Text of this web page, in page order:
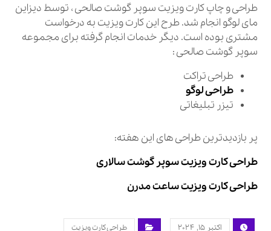
طراحی و چاپ کارت ویزیت سوپر گوشت صالحی ، توسط دیزاین
مای لوگو انجام شد. طرح این کارت ویزیت به درخواست
مشتری بوده است. دیگر خدمات انجام گرفته برای مجموعه
سوپر گوشت صالحی :
طراحی تراکت
طراحی لوگو
تیزر تبلیغاتی
پر بازدیدترین طراحی های این هفته:
طراحی کارت ویزیت سوپر گوشت سالاری
طراحی کارت ویزیت ساعت مدرن
اکتبر ۱۵, ۲۰۲۴ طراحی کارت ویزیت